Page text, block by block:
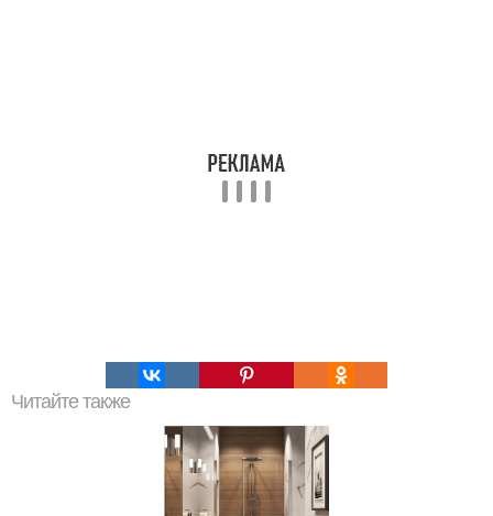
Читайте также